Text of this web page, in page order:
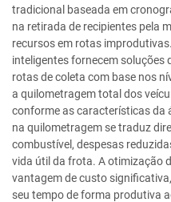
tradicional baseada em
na retirada de recipientes pela
recursos em rotas
inteligentes fornecem soluções
rotas de coleta com base nos
a quilometragem total dos
conforme as características da
na quilometragem se traduz
combustível, despesas
vida útil da frota. A otimização
vantagem de custo
seu tempo de forma produtiva